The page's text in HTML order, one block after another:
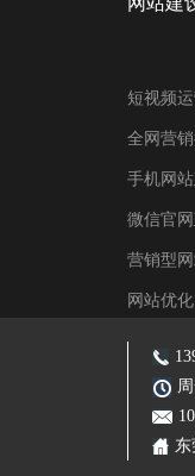
短视频
全网营
手机网
微信官
营销型
网站优化
阿里装修
主营业务: